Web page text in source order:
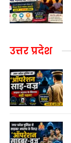
उत्तर प्रदेश